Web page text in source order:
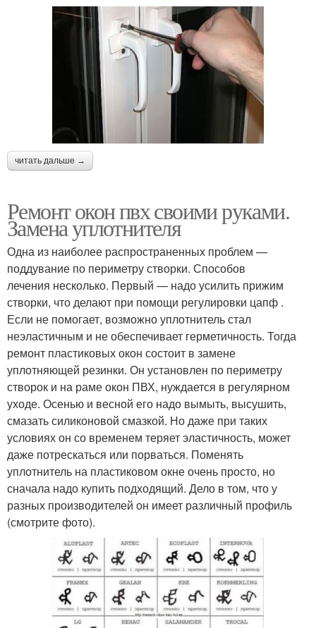
читать дальше →
Ремонт окон пвх своими руками.
Замена уплотнителя
Одна из наиболее распространенных проблем —
поддувание по периметру створки. Способов
лечения несколько. Первый — надо усилить прижим
створки, что делают при помощи регулировки цапф .
Если не помогает, возможно уплотнитель стал
неэластичным и не обеспечивает герметичность. Тогда
ремонт пластиковых окон состоит в замене
уплотняющей резинки. Он установлен по периметру
створок и на раме окон ПВХ, нуждается в регулярном
уходе. Осенью и весной его надо вымыть, высушить,
смазать силиконовой смазкой. Но даже при таких
условиях он со временем теряет эластичность, может
даже потрескаться или порваться. Поменять
уплотнитель на пластиковом окне очень просто, но
сначала надо купить подходящий. Дело в том, что у
разных производителей он имеет различный профиль
(смотрите фото).